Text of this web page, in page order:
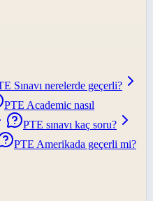
Sınavı nerelerde geçerli?
PTE Academic nasıl
PTE sınavı kaç soru?
PTE Amerikada geçerli mi?